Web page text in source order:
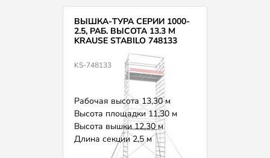
ВЫШКА-ТУРА СЕРИИ 1000-
2.5, РАБ. ВЫСОТА 13.3 М
KRAUSE STABILO 748133
KS-748133
Рабочая высота 13,30 м
Высота площадки 11,30 м
Высота вышки 12,30 м
Длина секции 2,5 м
Вес 280,0 кг